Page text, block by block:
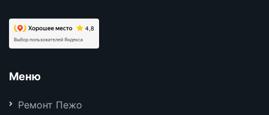
Меню
Ремонт Пежо